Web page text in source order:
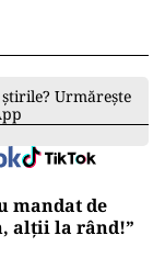
Urmărește
mandat de
alții la rând!”